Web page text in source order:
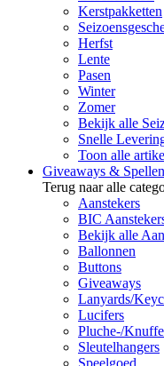
Kerstpakketten
Herfst
Lente
Pasen
Winter
Zomer
Bekijk alle
Snelle
Toon alle
Giveaways & Spellen
Terug naar alle
Aanstekers
BIC
Bekijk alle
Ballonnen
Buttons
Giveaways
Lanyards/
Lucifers
Pluche-/
Sleutelhangers
Speelgoed